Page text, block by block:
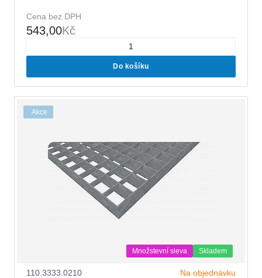
Cena bez DPH
543,00Kč
Do košíku
Akce
Množstevní sleva Skladem
110.3333.0210 Na objednávku